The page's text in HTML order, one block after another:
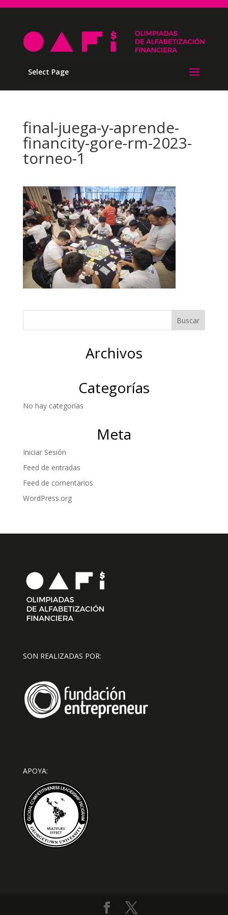
Select Page
final-juega-y-aprende-
financity-gore-rm-2023-
torneo-1
Archivos
Categorías
No hay categorías
Meta
Iniciar Sesión
Feed de entradas
Feed de comentarios
WordPress.org
SON REALIZADAS POR:
APOYA: